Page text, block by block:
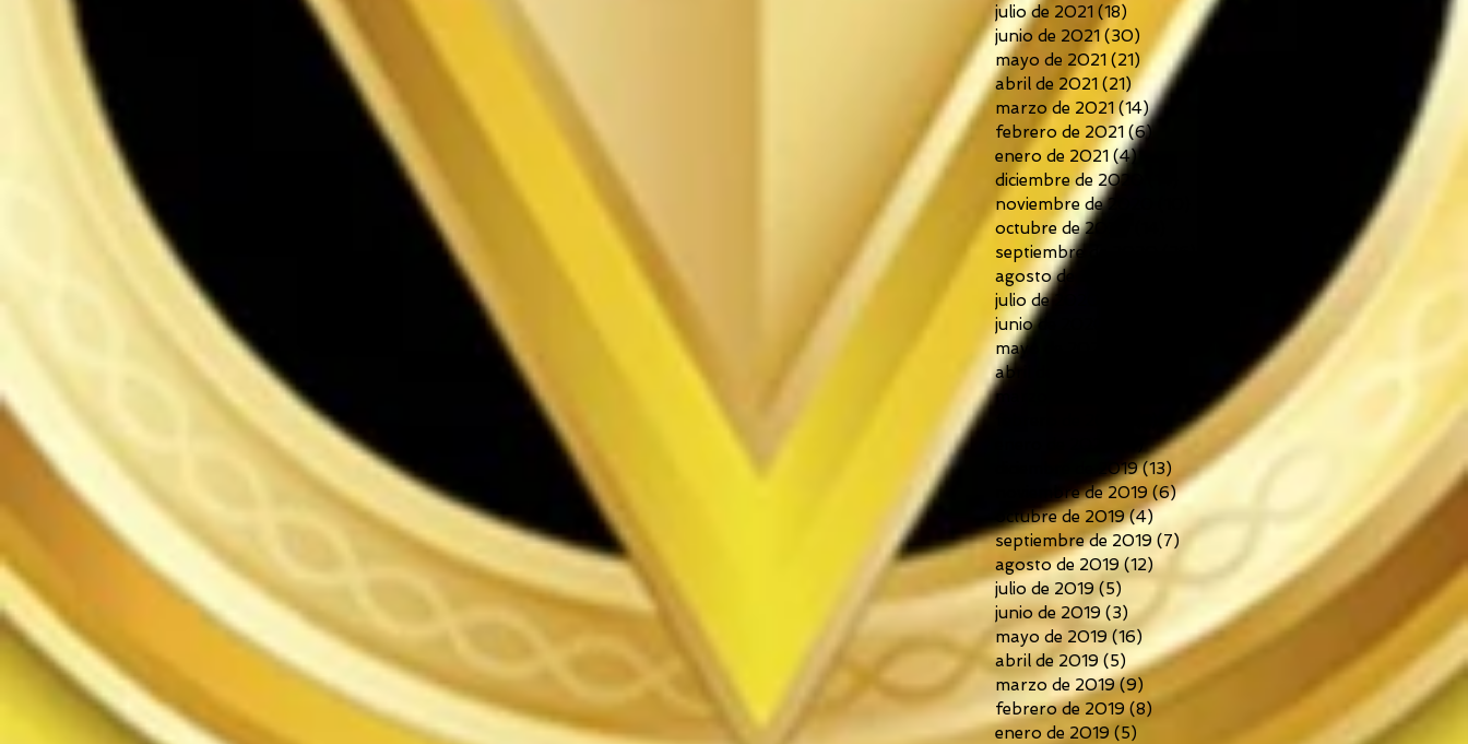
julio de 2021 (18) 18 entradas
junio de 2021 (30) 30 entradas
mayo de 2021 (21)21 entradas
abril de 2021 (21)21 entradas
marzo de 2021 (14)14 entradas
febrero de 2021 (6)
enero de 2021 (4)4 entradas
diciembre de 2020
noviembre de 2020
octubre de 2020
septiembre de 2020
agosto de 2020
julio de 2020
junio de 2020
mayo de 2020
abril de 2020
marzo de 2020
6 entradas
2 entradas
4 entradas
diciembre de 2019 (13) 13 entradas
noviembre de 2019 (6)6 entradas
octubre de 2019 (4)4 entradas
septiembre de 2019 (7) 7 entradas
agosto de 2019 (12)12 entradas
julio de 2019 (5) 5 entradas
junio de 2019 (3) 3 entradas
mayo de 2019 (16)16 entradas
abril de 2019 (5) 5 entradas
marzo de 2019 (9) 9 entradas
febrero de 2019 (8)
enero de 2019 (5)